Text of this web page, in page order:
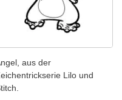
aus der
Lilo und